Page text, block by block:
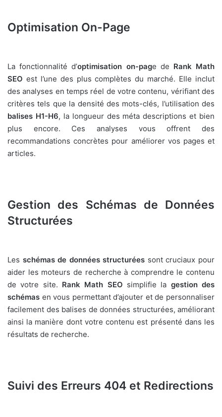
Optimisation On-Page
La fonctionnalité d’optimisation on-page de Rank Math
SEO est l’une des plus complètes du marché. Elle inclut
des analyses en temps réel de votre contenu, vérifiant des
critères tels que la densité des mots-clés, l’utilisation des
balises H1-H6, la longueur des méta descriptions et bien
plus encore. Ces analyses vous offrent des
recommandations concrètes pour améliorer vos pages et
articles.
Gestion des Schémas de Données
Structurées
Les schémas de données structurées sont cruciaux pour
aider les moteurs de recherche à comprendre le contenu
de votre site. Rank Math SEO simplifie la gestion des
schémas en vous permettant d’ajouter et de personnaliser
facilement des balises de données structurées, améliorant
ainsi la manière dont votre contenu est présenté dans les
résultats de recherche.
Suivi des Erreurs 404 et Redirections